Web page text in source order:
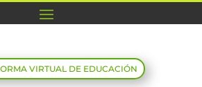
VIRTUAL DE EDUCACIÓN